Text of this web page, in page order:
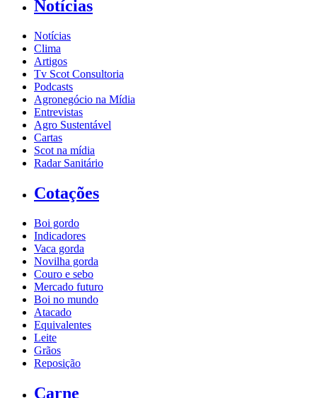
Notícias
Notícias
Clima
Artigos
Tv Scot Consultoria
Podcasts
Agronegócio na Mídia
Entrevistas
Agro Sustentável
Cartas
Scot na mídia
Radar Sanitário
Cotações
Boi gordo
Indicadores
Vaca gorda
Novilha gorda
Couro e sebo
Mercado futuro
Boi no mundo
Atacado
Equivalentes
Leite
Grãos
Reposição
Carne